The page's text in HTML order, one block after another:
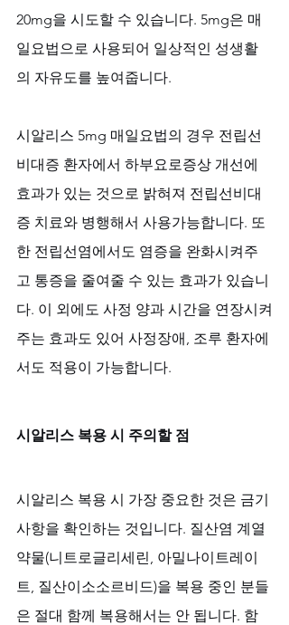
20mg을 시도할 수 있습니다. 5mg은 매
일요법으로 사용되어 일상적인 성생활
의 자유도를 높여줍니다.
시알리스 5mg 매일요법의 경우 전립선
비대증 환자에서 하부요로증상 개선에
효과가 있는 것으로 밝혀져 전립선비대
증 치료와 병행해서 사용가능합니다. 또
한 전립선염에서도 염증을 완화시켜주
고 통증을 줄여줄 수 있는 효과가 있습니
다. 이 외에도 사정 양과 시간을 연장시켜
주는 효과도 있어 사정장애, 조루 환자에
서도 적용이 가능합니다.
시알리스 복용 시 주의할 점
시알리스 복용 시 가장 중요한 것은 금기
사항을 확인하는 것입니다. 질산염 계열
약물(니트로글리세린, 아밀나이트레이
트, 질산이소소르비드)을 복용 중인 분들
은 절대 함께 복용해서는 안 됩니다. 함